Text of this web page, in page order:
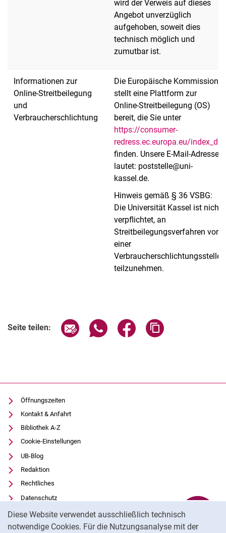
Diese Website verwendet ausschließlich technisch
notwendige Cookies. Für die Nutzungsanalyse mit der
wird der Verweis auf dieses
Angebot unverzüglich
aufgehoben, soweit dies
technisch möglich und
zumutbar ist.
Informationen zur
Online-Streitbeilegung
und
Verbraucherschlichtung
Die Europäische Kommission
stellt eine Plattform zur
Online-Streitbeilegung (OS)
bereit, die Sie unter
https://consumer-
redress.ec.europa.eu/index_de
finden. Unsere E-Mail-Adresse
lautet: poststelle@uni-
kassel.de.
Hinweis gemäß § 36 VSBG:
Die Universität Kassel ist nicht
verpflichtet, an
Streitbeilegungsverfahren vor
einer
Verbraucherschlichtungsstelle
teilzunehmen.
Seite teilen: Seite über E-Mail teilen
Seite über WhatsApp teilen
Seite über Facebook
Öffnungszeiten
Kontakt & Anfahrt
Bibliothek A-Z
Cookie-Einstellungen
UB-Blog
Redaktion
Rechtliches
Datenschutz
Barrierefreiheit
Transparenter KI-Einsatz